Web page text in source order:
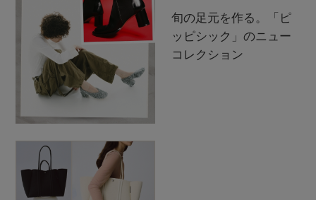
旬の足元を作る。「ピ
ッピシック」のニュー
コレクション